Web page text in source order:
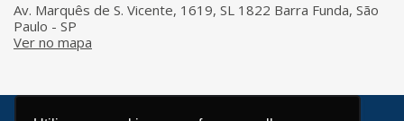
Av. Marquês de S. Vicente, 1619, SL 1822 Barra Funda, São
Paulo - SP
Ver no mapa